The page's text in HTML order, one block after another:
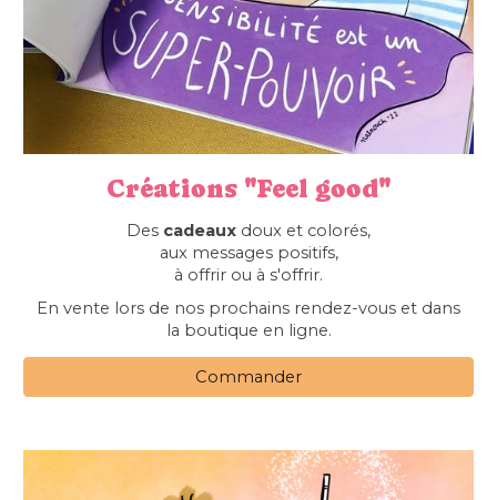
Créations "Feel good"
Des cadeaux doux et colorés,
aux messages positifs,
à offrir ou à s'offrir.
En vente lors de nos prochains rendez-vous et dans
la boutique en ligne.
Commander